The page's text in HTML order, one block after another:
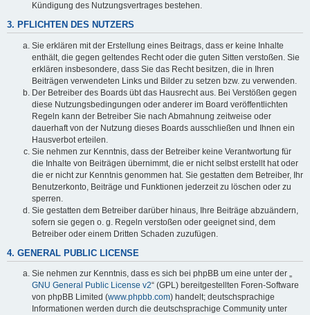
Kündigung des Nutzungsvertrages bestehen.
3. PFLICHTEN DES NUTZERS
Sie erklären mit der Erstellung eines Beitrags, dass er keine Inhalte
enthält, die gegen geltendes Recht oder die guten Sitten verstoßen. Sie
erklären insbesondere, dass Sie das Recht besitzen, die in Ihren
Beiträgen verwendeten Links und Bilder zu setzen bzw. zu verwenden.
Der Betreiber des Boards übt das Hausrecht aus. Bei Verstößen gegen
diese Nutzungsbedingungen oder anderer im Board veröffentlichten
Regeln kann der Betreiber Sie nach Abmahnung zeitweise oder
dauerhaft von der Nutzung dieses Boards ausschließen und Ihnen ein
Hausverbot erteilen.
Sie nehmen zur Kenntnis, dass der Betreiber keine Verantwortung für
die Inhalte von Beiträgen übernimmt, die er nicht selbst erstellt hat oder
die er nicht zur Kenntnis genommen hat. Sie gestatten dem Betreiber, Ihr
Benutzerkonto, Beiträge und Funktionen jederzeit zu löschen oder zu
sperren.
Sie gestatten dem Betreiber darüber hinaus, Ihre Beiträge abzuändern,
sofern sie gegen o. g. Regeln verstoßen oder geeignet sind, dem
Betreiber oder einem Dritten Schaden zuzufügen.
4. GENERAL PUBLIC LICENSE
Sie nehmen zur Kenntnis, dass es sich bei phpBB um eine unter der „
GNU General Public License v2“ (GPL) bereitgestellten Foren-Software
von phpBB Limited (www.phpbb.com) handelt; deutschsprachige
Informationen werden durch die deutschsprachige Community unter